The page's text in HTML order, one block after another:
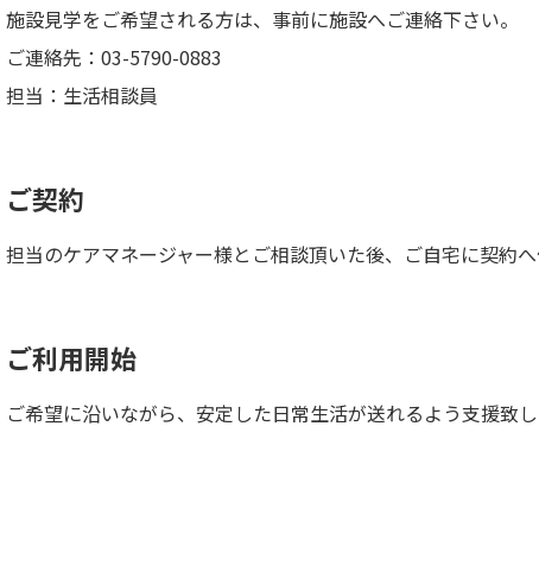
施設見学をご希望される方は、事前に施設へご連絡下さい。
ご連絡先：03-5790-0883
担当：生活相談員
ご契約
担当のケアマネージャー様とご相談頂いた後、ご自宅に契約へ
ご利用開始
ご希望に沿いながら、安定した日常生活が送れるよう支援致し